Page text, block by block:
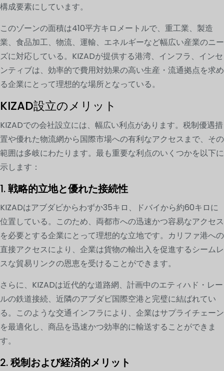
構成要素にしています。
このゾーンの面積は410平方キロメートルで、重工業、製造
業、食品加工、物流、運輸、エネルギーなど幅広い産業のニー
ズに対応している。KIZADが提供する港湾、インフラ、インセ
ンティブは、効率的で費用対効果の高い生産・流通拠点を求め
る企業にとって理想的な場所となっている。
KIZAD設立のメリット
KIZADでの会社設立には、幅広い利点があります。税制優遇措
置や優れた物流網から国際市場への有利なアクセスまで、その
範囲は多岐にわたります。最も重要な利点のいくつかを以下に
示します：
1.戦略的立地と優れた接続性
KIZADはアブダビからわずか35キロ、ドバイから約60キロに
位置している。このため、両都市への迅速かつ容易なアクセス
を必要とする企業にとって理想的な立地です。カリファ港への
直接アクセスにより、企業は貨物の輸出入を促進するシームレ
スな貿易リンクの恩恵を受けることができます。
さらに、KIZADは近代的な道路網、計画中のエティハド・レー
ルの鉄道接続、近隣のアブダビ国際空港と完璧に結ばれてい
る。このような交通インフラにより、企業はサプライチェーン
を最適化し、商品を迅速かつ効率的に輸送することができま
す。
2.税制および経済的メリット